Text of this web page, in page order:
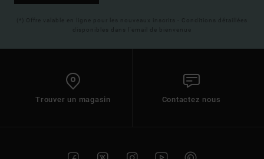
(*) Offre valable en ligne pour les nouveaux inscrits - Conditions détaillées
disponibles dans l'email de bienvenue
Trouver un magasin Contactez nous